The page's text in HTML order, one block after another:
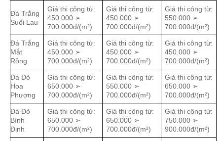
Đá Trắng
Suối Lau
Giá thi công từ:
450.000 ➢
700.000đ/(m²)
Giá thi công từ:
450.000 ➢
700.000đ/(m²)
Giá thi công từ:
550.000 ➢
700.000đ/(m²)
Đá Trắng
Mắt
Rồng
Giá thi công từ:
450.000 ➢
700.000đ/(m²)
Giá thi công từ:
450.000 ➢
700.000đ/(m²)
Giá thi công từ:
450.000 ➢
700.000đ/(m²)
Đá Đỏ
Hoa
Phượng
Giá thi công từ:
650.000 ➢
700.000đ/(m²)
Giá thi công từ:
550.000 ➢
700.000đ/(m²)
Giá thi công từ:
650.000 ➢
700.000đ/(m²)
Đá Đỏ
Bình
Định
Giá thi công từ:
650.000 ➢
700.000đ/(m²)
Giá thi công từ:
650.000 ➢
700.000đ/(m²)
Giá thi công từ:
750.000 ➢
900.000đ/(m²)